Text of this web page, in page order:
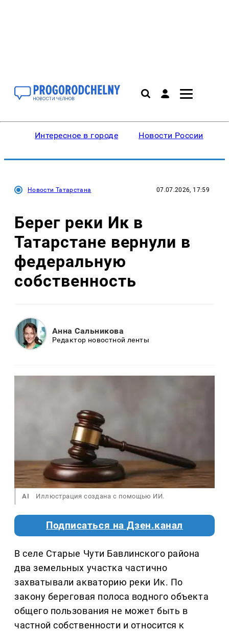
Интересное в городе Новости России
Новости Татарстана 07.07.2026, 17:59
Берег реки Ик в
Татарстане вернули в
федеральную
собственность
Анна Сальникова
Редактор новостной ленты
AI Иллюстрация создана с помощью ИИ.
Подписаться на Дзен.канал
В селе Старые Чути Бавлинского района
два земельных участка частично
захватывали акваторию реки Ик. По
закону береговая полоса водного объекта
общего пользования не может быть в
частной собственности и относится к